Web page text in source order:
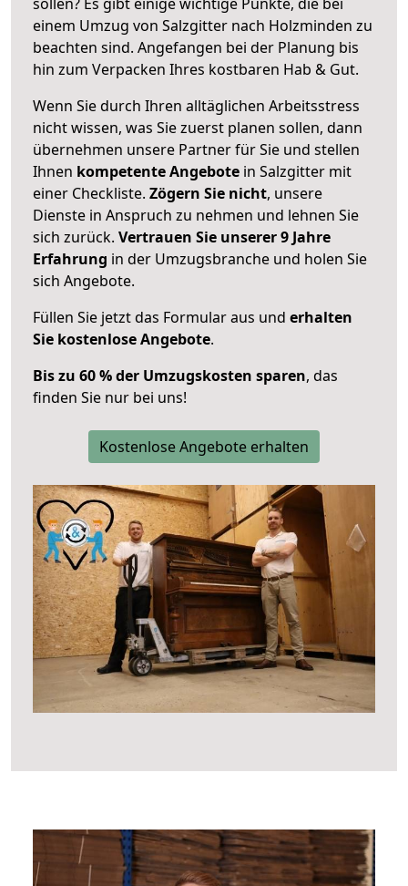
einem Umzug von Salzgitter nach Holzminden zu
beachten sind. Angefangen bei der Planung bis
hin zum Verpacken Ihres kostbaren Hab & Gut.
Wenn Sie durch Ihren alltäglichen Arbeitsstress
nicht wissen, was Sie zuerst planen sollen, dann
übernehmen unsere Partner für Sie und stellen
Ihnen kompetente Angebote in Salzgitter mit
einer Checkliste. Zögern Sie nicht, unsere
Dienste in Anspruch zu nehmen und lehnen Sie
sich zurück. Vertrauen Sie unserer 9 Jahre
Erfahrung in der Umzugsbranche und holen Sie
sich Angebote.
Füllen Sie jetzt das Formular aus und erhalten
Sie kostenlose Angebote.
Bis zu 60 % der Umzugskosten sparen, das
finden Sie nur bei uns!
Kostenlose Angebote erhalten